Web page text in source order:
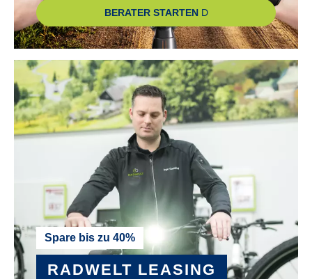
BERATER STARTEN
Spare bis zu 40%
RADWELT LEASING